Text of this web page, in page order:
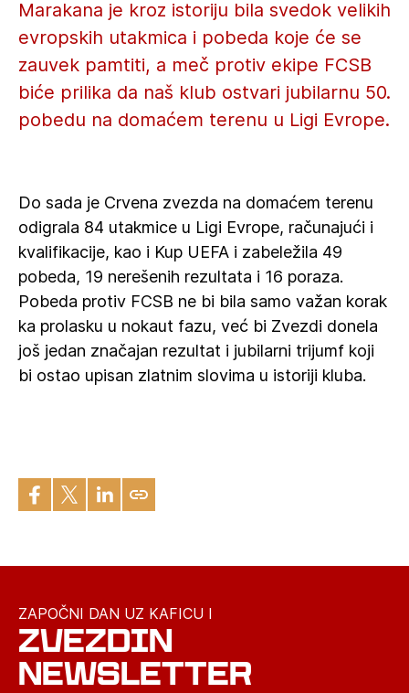
Marakana je kroz istoriju bila svedok velikih
evropskih utakmica i pobeda koje će se
zauvek pamtiti, a meč protiv ekipe FCSB
biće prilika da naš klub ostvari jubilarnu 50.
pobedu na domaćem terenu u Ligi Evrope.
Do sada je Crvena zvezda na domaćem terenu
odigrala 84 utakmice u Ligi Evrope, računajući i
kvalifikacije, kao i Kup UEFA i zabeležila 49
pobeda, 19 nerešenih rezultata i 16 poraza.
Pobeda protiv FCSB ne bi bila samo važan korak
ka prolasku u nokaut fazu, već bi Zvezdi donela
još jedan značajan rezultat i jubilarni trijumf koji
bi ostao upisan zlatnim slovima u istoriji kluba.
ZAPOČNI DAN UZ KAFICU I
ZVEZDIN
NEWSLETTER